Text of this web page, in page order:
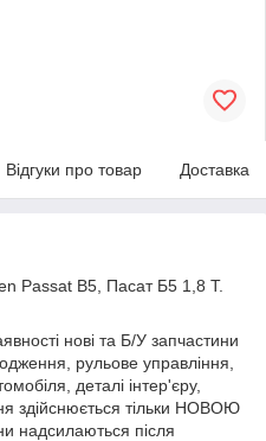
Відгуки про товар Доставка
Passat B5, Пасат Б5 1,8 T.
нові та Б/У запчастини
рульове управління,
деталі інтер'єру,
здійснюється тільки НОВОЮ
надсилаються після